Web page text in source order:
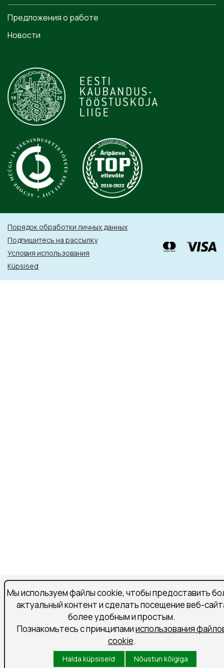
Предложения о работе
Новости
Порядок обработки личных данных
Подпишитесь на рассылку
Условия использования
Küpsised
Мы используем файлы cookie, чтобы предоставить
актуальный контент и сделать посещение веб-
более удобным и простым.
Познакомьтесь с принципамииспользования
cookie.
Halda küpsiseid Nõustun kõigiga